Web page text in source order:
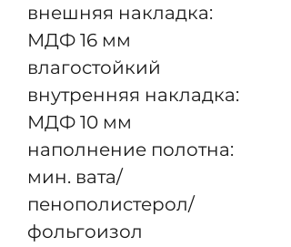
внешняя накладка:
МДФ 16 мм
влагостойкий
внутренняя накладка:
МДФ 10 мм
наполнение полотна:
мин. вата/
пенополистерол/
фольгоизол